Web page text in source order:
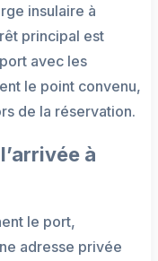
insulaire à
principal est
avec les
le point convenu,
de la réservation.
à
le port,
adresse privée